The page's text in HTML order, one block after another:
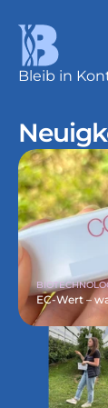
EC-Wert –
Bleib in